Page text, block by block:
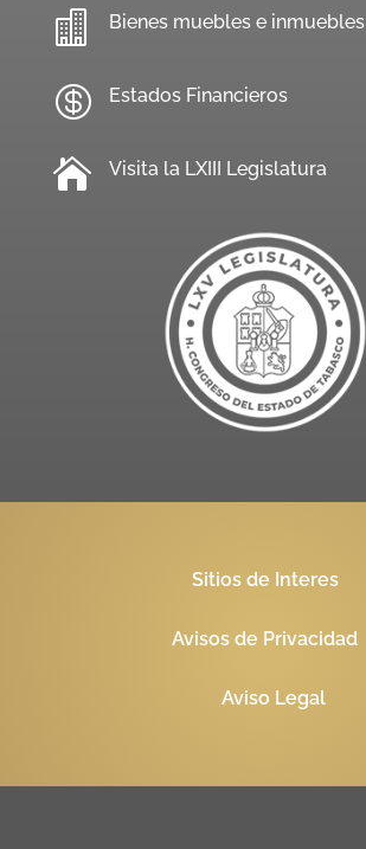
 Bienes muebles e inmuebles
 Estados Financieros
 Visita la LXIII Legislatura
Sitios de Interes
Avisos de Privacidad
Aviso Legal